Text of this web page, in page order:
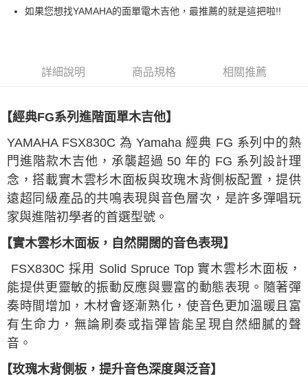
相關說明
成交易。
消。如遇「轉專審核」未通過狀況，表示未達大哥付你分期系統評分，恕無
法說明評估內容。
1.分期款項不併入電信帳單，「大哥付你分期」於每月結算日後寄送繳費提
醒簡訊。
2.透過簡訊連結打開帳單後，可選擇「超商條碼／台灣大直營門市／銀行轉
帳／街口支付／iPASS MONEY」等通路繳費。
【注意事項】
1.本服務係由「台灣大哥大股份有限公司」（以下簡稱本公司）所提供，讓
用戶於交易時，得透過本服務購買商品或服務，並由商店將買賣／分期付款
買賣價金債權讓與本公司後，依約使用本公司帳單繳交帳款。
資料（包含姓名、電話或地址）提供予台灣大哥大進項蒐集、處理及利用，
由本公司與您本人進行分期帳單所需資料之確認、核對及更正。
3.完整用戶服務條款，請詳閱以下連結：
https://oppay.tw/userRule
運送方式
每筆NT$60，滿NT$1,000(含以上)免運費
如果您想找YAMAHA的面單電木吉他，最推薦的就是這把啦!!
詳細說明 商品規格 相關推薦
【經典FG系列進階面單木吉他】
YAMAHA FSX830C 為 Yamaha 經典 FG 系列中的熱
門進階款木吉他，承襲超過 50 年的 FG 系列設計理
念，搭載實木雲杉木面板與玫瑰木背側板配置，提供
遠超同級產品的共鳴表現與音色層次，是許多彈唱玩
家與進階初學者的首選型號。
【實木雲杉木面板，自然開闊的音色表現】
FSX830C 採用 Solid Spruce Top 實木雲杉木面板，
能提供更靈敏的振動反應與豐富的動態表現。隨著彈
奏時間增加，木材會逐漸熟化，使音色更加溫暖且富
有生命力，無論刷奏或指彈皆能呈現自然細膩的聲
音。
【玫瑰木背側板，提升音色深度與泛音】